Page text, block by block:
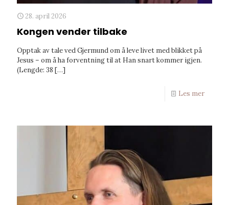
28. april 2026
Kongen vender tilbake
Opptak av tale ved Gjermund om å leve livet med blikket på
Jesus – om å ha forventning til at Han snart kommer igjen.
(Lengde: 38 […]
Les mer